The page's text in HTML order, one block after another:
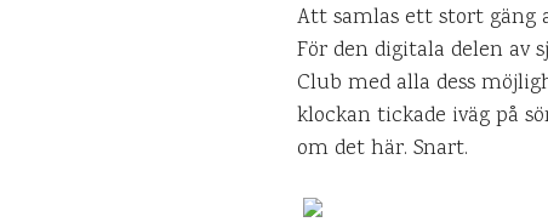
Att samlas ett stort gäng
För den digitala delen av
Club med alla dess
klockan tickade iväg på
om det här. Snart.